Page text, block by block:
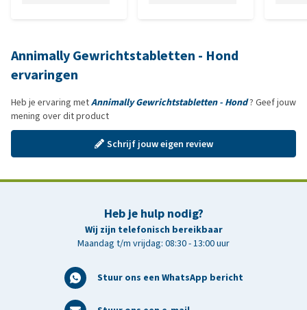
Annimally Gewrichtstabletten - Hond
ervaringen
Heb je ervaring metAnnimally Gewrichtstabletten - Hond? Geef jouw
mening over dit product
Schrijf jouw eigen review
Heb je hulp nodig?
Wij zijn telefonisch bereikbaar
Maandag t/m vrijdag: 08:30 - 13:00 uur
Stuur ons een WhatsApp bericht